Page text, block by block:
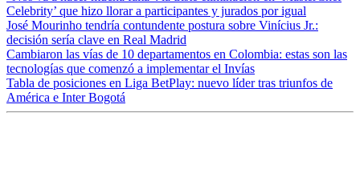
Celebrity’ que hizo llorar a participantes y jurados por igual
José Mourinho tendría contundente postura sobre Vinícius Jr.:
decisión sería clave en Real Madrid
Cambiaron las vías de 10 departamentos en Colombia: estas son las
tecnologías que comenzó a implementar el Invías
Tabla de posiciones en Liga BetPlay: nuevo líder tras triunfos de
América e Inter Bogotá